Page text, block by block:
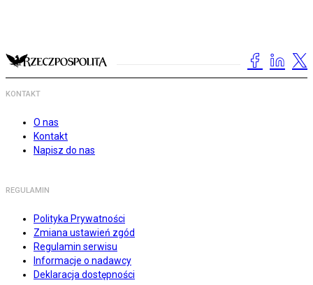
KONTAKT
O nas
Kontakt
Napisz do nas
REGULAMIN
Polityka Prywatności
Zmiana ustawień zgód
Regulamin serwisu
Informacje o nadawcy
Deklaracja dostępności